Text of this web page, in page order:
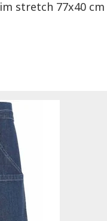
stretch 77x40 cm